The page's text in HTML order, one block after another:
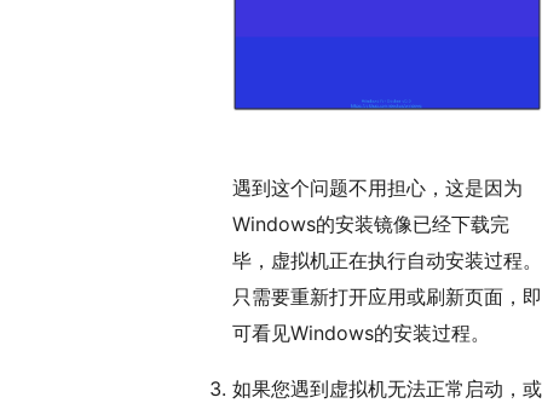
遇到这个问题不用担心，这是因为
Windows的安装镜像已经下载完
毕，虚拟机正在执行自动安装过程。
只需要重新打开应用或刷新页面，即
可看见Windows的安装过程。
如果您遇到虚拟机无法正常启动，或